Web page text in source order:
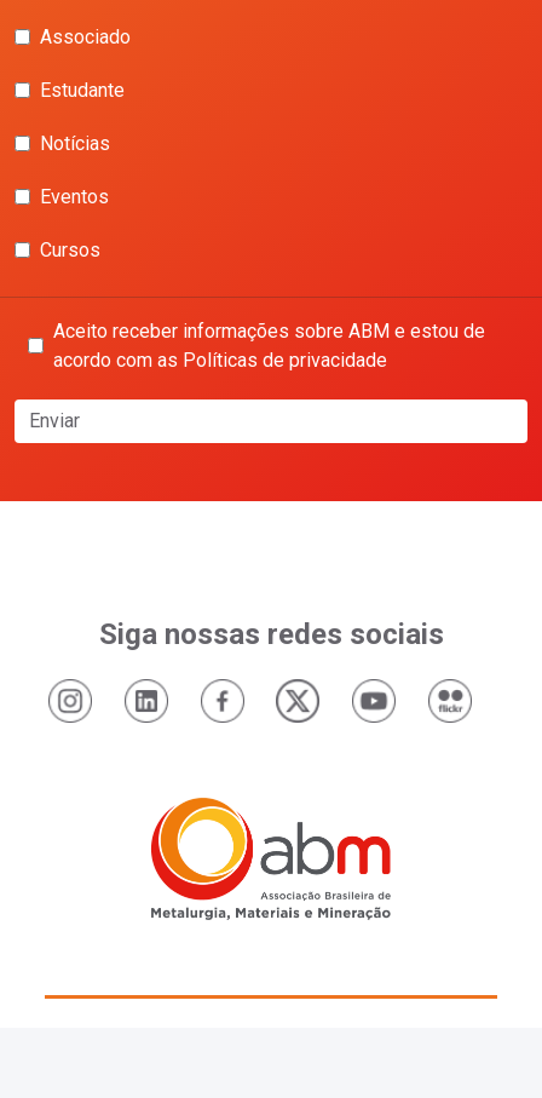
Associado
Estudante
Notícias
Eventos
Cursos
Aceito receber informações sobre ABM e estou de
acordo com as Políticas de privacidade
Enviar
Siga nossas redes sociais